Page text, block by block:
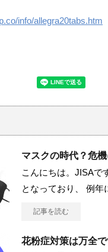
info/allegra20tabs.htm
マスクの時代？危
こんにちは。JISAで
となっており、 例年
記事を読む
花粉症対策は万全で